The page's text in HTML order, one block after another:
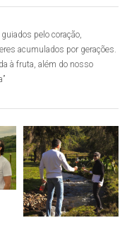
pelo coração,
acumulados por gerações.
à fruta, além do nosso